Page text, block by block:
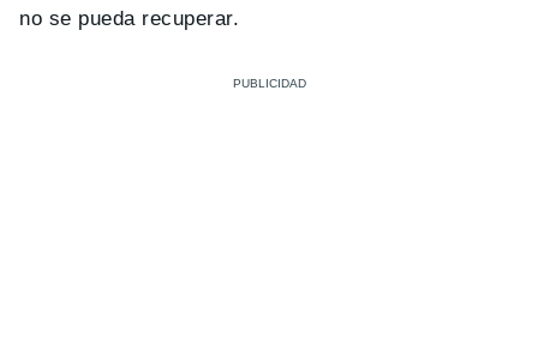
no se pueda recuperar.